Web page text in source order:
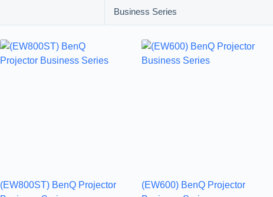
Business Series
(EW800ST) BenQ Projector
(EW600) BenQ Projector